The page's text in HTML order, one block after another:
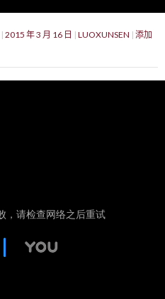
2015 年 3 月 16 日 LUOXUNSEN 添加